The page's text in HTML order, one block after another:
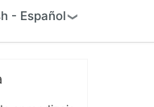
- Español